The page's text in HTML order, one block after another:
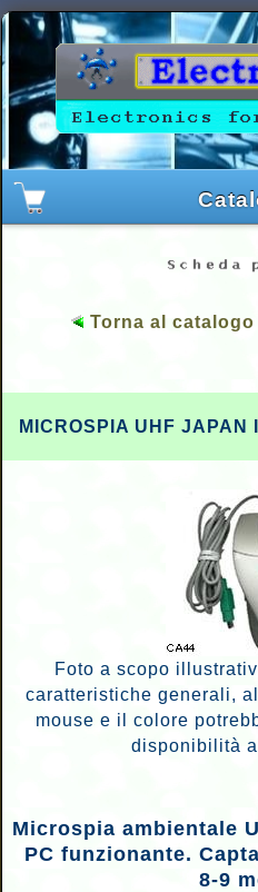
Torna al
MICROSPIA UHF JAPAN
Foto a scopo
caratteristiche generali,
mouse e il colore
disponibilità
Microspia ambientale
PC funzionante.
8-9